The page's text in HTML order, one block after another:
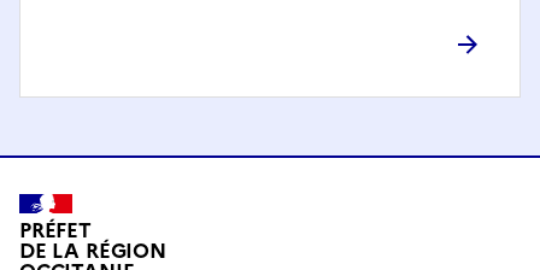
PRÉFET
DE LA RÉGION